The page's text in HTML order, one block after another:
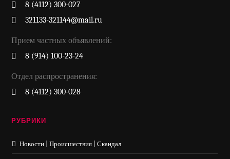
8 (4112) 300-027
321133-321144@mail.ru
Прием частных объявлений:
8 (914) 100-23-24
Отдел распространения:
8 (4112) 300-028
РУБРИКИ
Новости | Происшествия | Скандал